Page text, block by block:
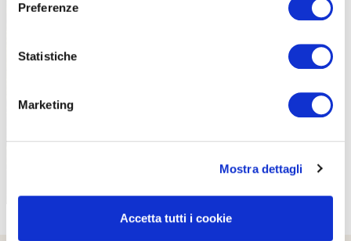
Preferenze
Statistiche
Marketing
Mostra dettagli
Accetta tutti i cookie